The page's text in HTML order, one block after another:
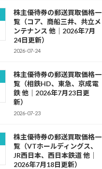
株主優待券の郵送買取価格一
覧（コア、商船三井、共立メ
ンテナンス 他｜2026年7月
24日更新）
2026-07-24
株主優待券の郵送買取価格一
覧（相鉄HD、東急、京成電
鉄 他｜2026年7月23日更
新）
2026-07-23
株主優待券の郵送買取価格一
覧（VTホールディングス、
JR西日本、西日本鉄道 他｜
2026年7月18日更新）